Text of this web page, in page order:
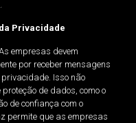
Privacidade
empresas devem
por receber mensagens
Isso não
de dados, como o
de confiança com o
permite que as empresas